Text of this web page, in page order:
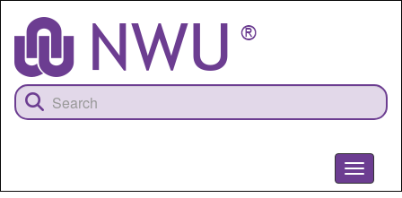
content
Toggle